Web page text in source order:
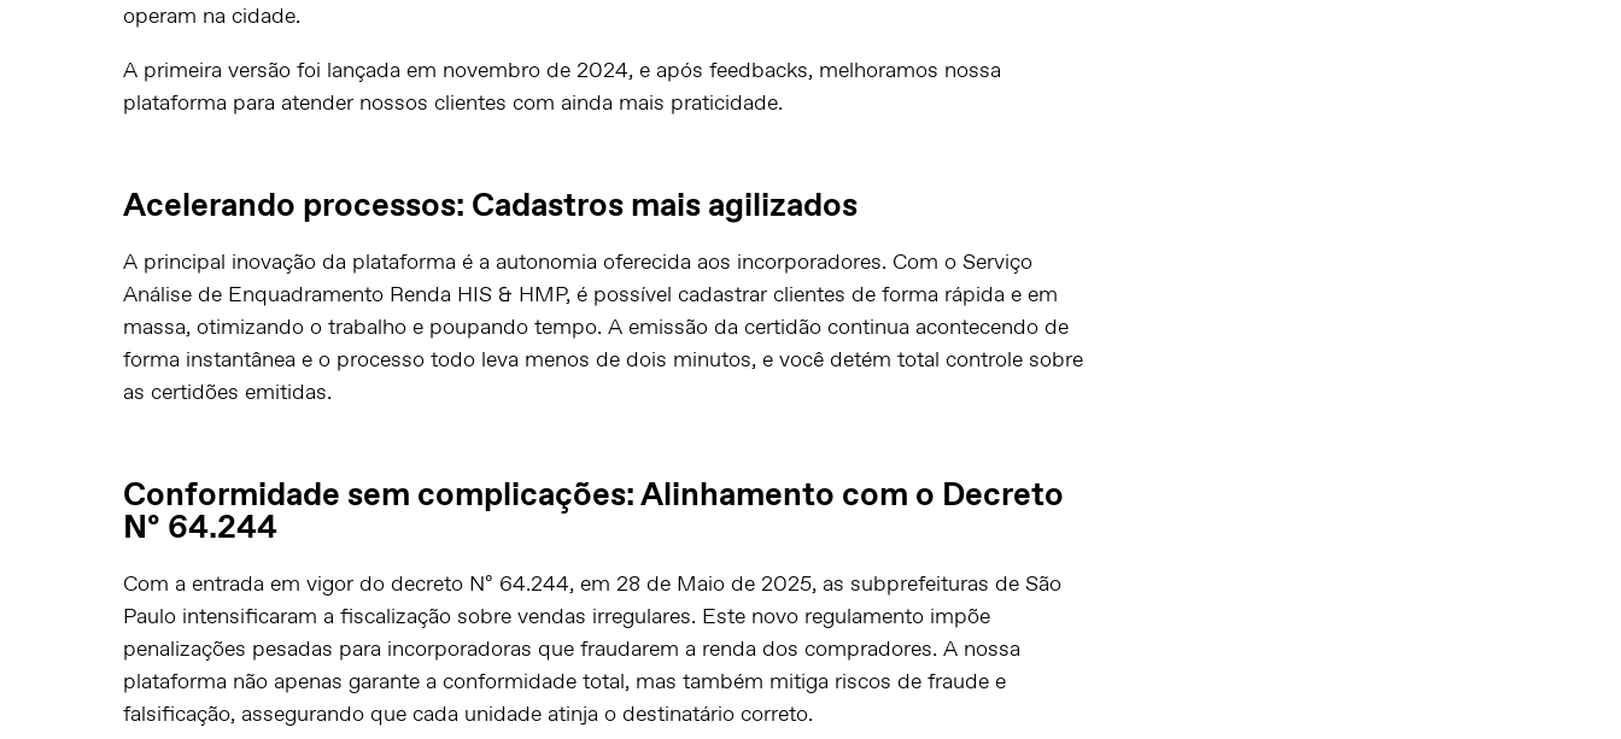
operam na cidade.
A primeira versão foi lançada em novembro de 2024, e após feedbacks, melhoramos nossa
plataforma para atender nossos clientes com ainda mais praticidade.
Acelerando processos: Cadastros mais agilizados
A principal inovação da plataforma é a autonomia oferecida aos incorporadores. Com o Serviço
Análise de Enquadramento Renda HIS & HMP, é possível cadastrar clientes de forma rápida e em
massa, otimizando o trabalho e poupando tempo. A emissão da certidão continua acontecendo de
forma instantânea e o processo todo leva menos de dois minutos, e você detém total controle sobre
as certidões emitidas.
Conformidade sem complicações: Alinhamento com o Decreto
Nº 64.244
Com a entrada em vigor do decreto Nº 64.244, em 28 de Maio de 2025, as subprefeituras de São
Paulo intensificaram a fiscalização sobre vendas irregulares. Este novo regulamento impõe
penalizações pesadas para incorporadoras que fraudarem a renda dos compradores. A nossa
plataforma não apenas garante a conformidade total, mas também mitiga riscos de fraude e
falsificação, assegurando que cada unidade atinja o destinatário correto.